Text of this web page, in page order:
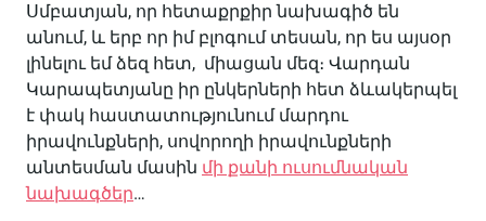
Սմբատյան, որ հետաքրքիր նախագիծ են
անում, և երբ որ իմ բլոգում տեսան, որ ես այսօր
լինելու եմ ձեզ հետ, միացան մեզ։ Վարդան
Կարապետյանը իր ընկերների հետ ձևակերպել
է փակ հաստատությունում մարդու
իրավունքների, սովորողի իրավունքների
անտեսման մասին մի քանի ուսումնական
նախագծեր…